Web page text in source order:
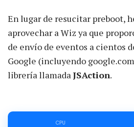
En lugar de resucitar preboot,
aprovechar a Wiz ya que
de envío de eventos a cientos
Google (incluyendo
librería llamadaJSAction.
CPU